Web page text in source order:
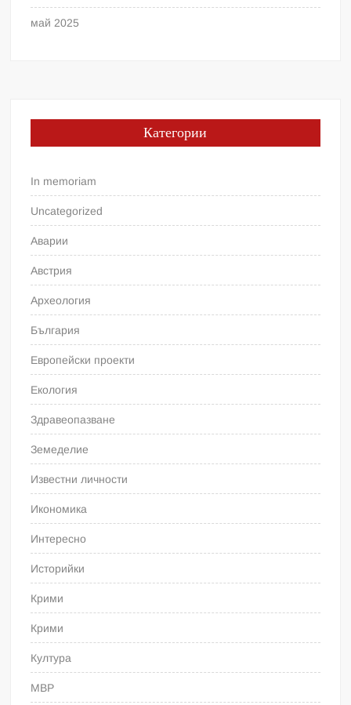
май 2025
Категории
In memoriam
Uncategorized
Аварии
Австрия
Археология
България
Европейски проекти
Екология
Здравеопазване
Земеделие
Известни личности
Икономика
Интересно
Историйки
Крими
Крими
Култура
МВР